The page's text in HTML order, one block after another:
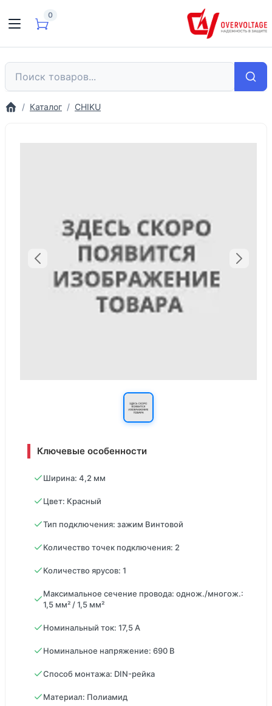
0
Каталог CHIKU
Ключевые особенности
Ширина: 4,2 мм
Цвет: Красный
Тип подключения: зажим Винтовой
Количество точек подключения: 2
Количество ярусов: 1
Максимальное сечение провода: однож./многож.:
1,5 мм² / 1,5 мм²
Номинальный ток: 17,5 А
Номинальное напряжение: 690 В
Способ монтажа: DIN-рейка
Материал: Полиамид